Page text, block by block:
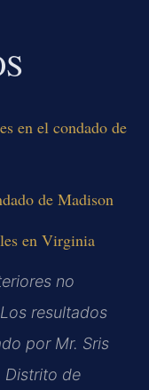
en el condado de
de Madison
en Virginia
no
resultados
por Mr. Sris
Distrito de